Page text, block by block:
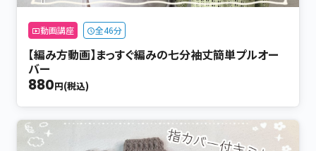
動画講座 全46分
【編み方動画】まっすぐ編みの七分袖丈簡単プルオー
バー
880円(税込)